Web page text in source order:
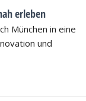
erleben
München in eine
und